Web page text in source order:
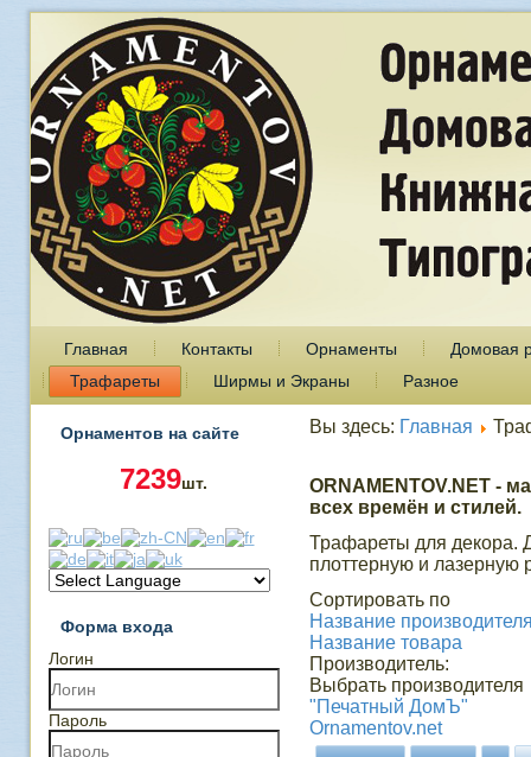
Главная Контакты Орнаменты
Домовая
Трафареты
Ширмы и Экраны Разное
Орнаментов на сайте
7239шт.
Форма входа
Логин
Пароль
Вы здесь: Главная
ORNAMENTOV.NET -
всех времён и стилей.
Трафареты для декора.
плоттерную и лазерную
Сортировать по
Название
Название товара
Производитель:
Выбрать производителя
"Печатный ДомЪ"
Ornamentov.net